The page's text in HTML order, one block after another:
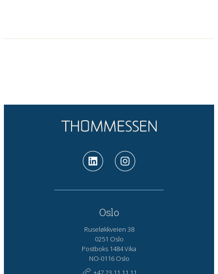
Oslo
Ruseløkkveien 38
0251 Oslo
Postboks 1484 Vika
NO-0116 Oslo